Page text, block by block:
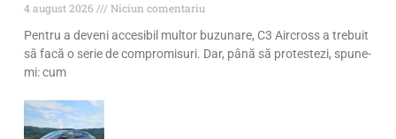
4 august 2026
Niciun comentariu
Pentru a deveni accesibil multor buzunare, C3 Aircross a trebuit
să facă o serie de compromisuri. Dar, până să protestezi, spune-
mi: cum